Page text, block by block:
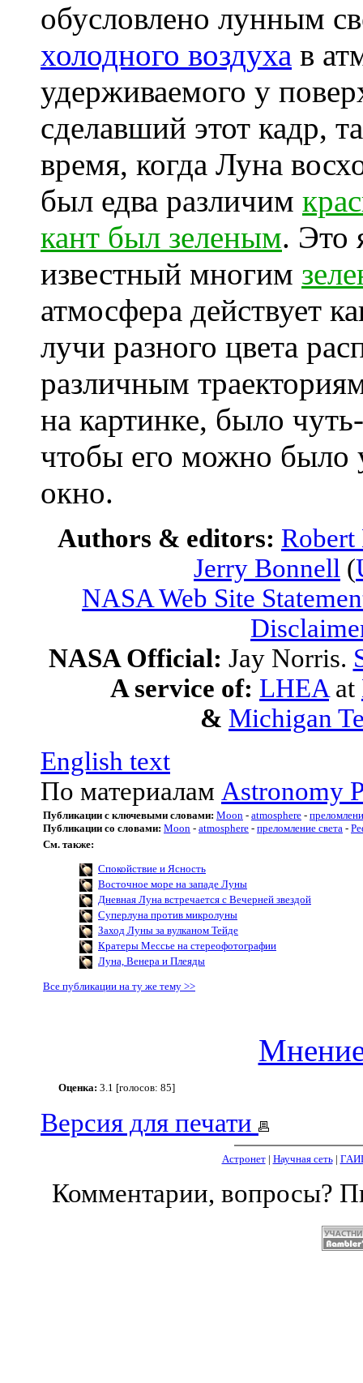
обусловлено лунным
холодного воздуха в
удерживаемого у
сделавший этот кадр,
время, когда Луна
был едва различим
кант был зеленым. Это
известный многим
атмосфера действует
лучи разного цвета
различным
на картинке, было
чтобы его можно было
окно.
Authors & editors:
Jerry Bonnell (
NASA Web Site
NASA Official: Jay Norris.
A service of: LHEA at
& Michigan
English text
По материалам Astronomy
Публикации с ключевыми словами: Moon - atmosphere -
Публикации со словами: Moon - atmosphere - преломление света -
См. также:
Спокойствие и Ясность
Восточное море на западе Луны
Дневная Луна встречается с Вечерней звездой
Суперлуна против микролуны
Заход Луны за вулканом Тейде
Кратеры Мессье на стереофотографии
Луна, Венера и Плеяды
Все публикации на ту же тему >>
Оценка: 3.1 [голосов: 85]
Версия для печати
Астронет| Научная сеть|
Комментарии, вопросы?